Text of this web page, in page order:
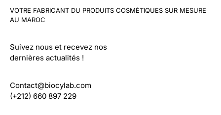
VOTRE FABRICANT DU PRODUITS COSMÉTIQUES SUR MESURE
AU MAROC
Suivez nous et recevez nos
dernières actualités !
Contact@biocylab.com
(+212) 660 897 229